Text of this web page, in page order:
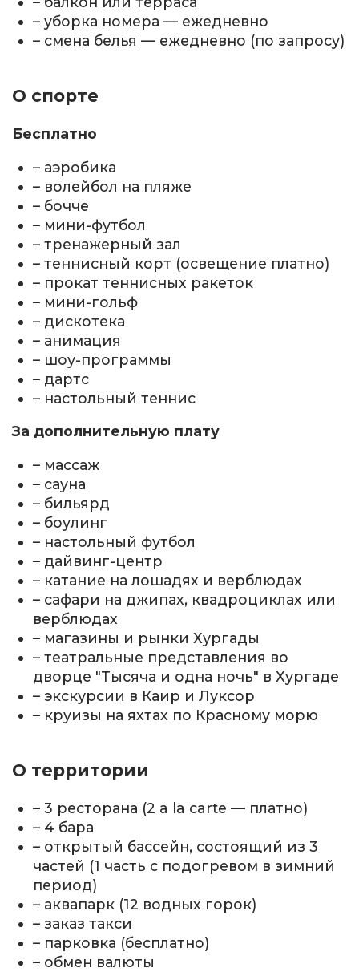
– уборка номера — ежедневно
– смена белья — ежедневно (по запросу)
О спорте
Бесплатно
– аэробика
– волейбол на пляже
– бочче
– мини-футбол
– тренажерный зал
– теннисный корт (освещение платно)
– прокат теннисных ракеток
– мини-гольф
– дискотека
– анимация
– шоу-программы
– дартс
– настольный теннис
За дополнительную плату
– массаж
– сауна
– бильярд
– боулинг
– настольный футбол
– дайвинг-центр
– катание на лошадях и верблюдах
– сафари на джипах, квадроциклах или
верблюдах
– магазины и рынки Хургады
– театральные представления во
дворце "Тысяча и одна ночь" в Хургаде
– экскурсии в Каир и Луксор
– круизы на яхтах по Красному морю
О территории
– 3 ресторана (2 a la carte — платно)
– 4 бара
– открытый бассейн, состоящий из 3
частей (1 часть с подогревом в зимний
период)
– аквапарк (12 водных горок)
– заказ такси
– парковка (бесплатно)
– обмен валюты